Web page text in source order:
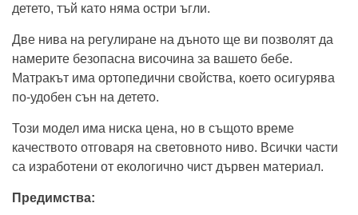
детето, тъй като няма остри ъгли.
Две нива на регулиране на дъното ще ви позволят да
намерите безопасна височина за вашето бебе.
Матракът има ортопедични свойства, което осигурява
по-удобен сън на детето.
Този модел има ниска цена, но в същото време
качеството отговаря на световното ниво. Всички части
са изработени от екологично чист дървен материал.
Предимства: